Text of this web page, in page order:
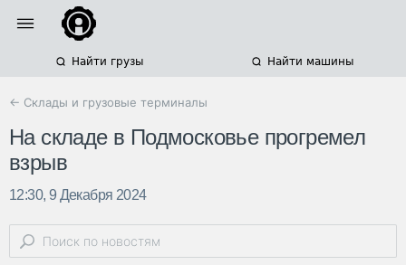
Найти грузы Найти машины
← Склады и грузовые терминалы
На складе в Подмосковье прогремел
взрыв
12:30, 9 Декабря 2024